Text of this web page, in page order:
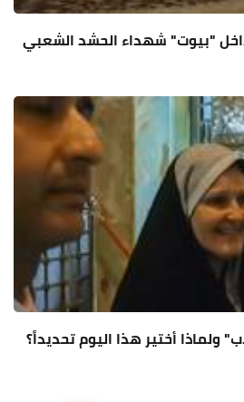
"بيوت" شهداء الحشد الشعبي
ولماذا أختير هذا اليوم تحديداً؟